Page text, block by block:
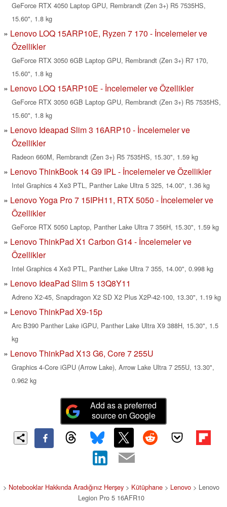
GeForce RTX 4050 Laptop GPU, Rembrandt (Zen 3+) R5 7535HS,
15.60", 1.8 kg
Lenovo LOQ 15ARP10E, Ryzen 7 170 - İncelemeler ve
Özellikler
GeForce RTX 3050 6GB Laptop GPU, Rembrandt (Zen 3+) R7 170,
15.60", 1.8 kg
Lenovo LOQ 15ARP10E - İncelemeler ve Özellikler
GeForce RTX 3050 6GB Laptop GPU, Rembrandt (Zen 3+) R5 7535HS,
15.60", 1.8 kg
Lenovo Ideapad Slim 3 16ARP10 - İncelemeler ve
Özellikler
Radeon 660M, Rembrandt (Zen 3+) R5 7535HS, 15.30", 1.59 kg
Lenovo ThinkBook 14 G9 IPL - İncelemeler ve Özellikler
Intel Graphics 4 Xe3 PTL, Panther Lake Ultra 5 325, 14.00", 1.36 kg
Lenovo Yoga Pro 7 15IPH11, RTX 5050 - İncelemeler ve
Özellikler
GeForce RTX 5050 Laptop, Panther Lake Ultra 7 356H, 15.30", 1.59 kg
Lenovo ThinkPad X1 Carbon G14 - İncelemeler ve
Özellikler
Intel Graphics 4 Xe3 PTL, Panther Lake Ultra 7 355, 14.00", 0.998 kg
Lenovo IdeaPad Slim 5 13Q8Y11
Adreno X2-45, Snapdragon X2 SD X2 Plus X2P-42-100, 13.30", 1.19 kg
Lenovo ThinkPad X9-15p
Arc B390 Panther Lake iGPU, Panther Lake Ultra X9 388H, 15.30", 1.5
kg
Lenovo ThinkPad X13 G6, Core 7 255U
Graphics 4-Core iGPU (Arrow Lake), Arrow Lake Ultra 7 255U, 13.30",
0.962 kg
Add as a preferred
source on Google
> Notebooklar Hakkında Aradığınız Herşey> Kütüphane> Lenovo> Lenovo
Legion Pro 5 16AFR10